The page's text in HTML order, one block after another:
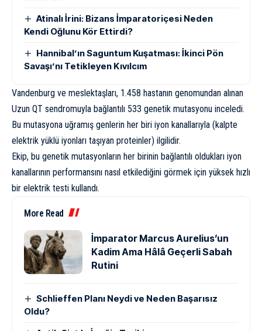
Atinalı İrini: Bizans İmparatoriçesi Neden
Kendi Oğlunu Kör Ettirdi?
Hannibal’ın Saguntum Kuşatması: İkinci Pön
Savaşı’nı Tetikleyen Kıvılcım
Vandenburg ve meslektaşları, 1.458 hastanın genomundan alınan
Uzun QT sendromuyla bağlantılı 533 genetik mutasyonu inceledi.
Bu mutasyona uğramış genlerin her biri iyon kanallarıyla (kalpte
elektrik yüklü iyonları taşıyan proteinler) ilgilidir.
Ekip, bu genetik mutasyonların her birinin bağlantılı oldukları iyon
kanallarının performansını nasıl etkilediğini görmek için yüksek hızlı
bir elektrik testi kullandı.
More Read
İmparator Marcus Aurelius’un
Kadim Ama Hâlâ Geçerli Sabah
Rutini
Schlieffen Planı Neydi ve Neden Başarısız
Oldu?